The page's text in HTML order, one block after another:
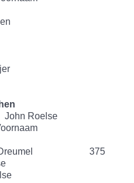
Wiltink
Wijchen
John Roelse
+ Voornaam
Dreumel 375
Roelse